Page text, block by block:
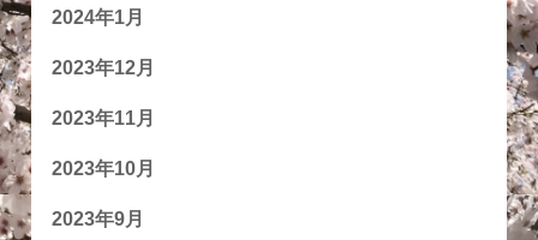
2024年1月
2023年12月
2023年11月
2023年10月
2023年9月